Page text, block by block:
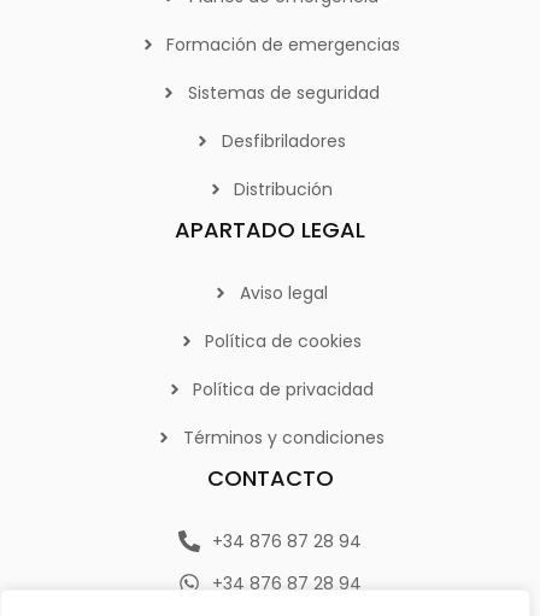
Formación de emergencias
Sistemas de seguridad
Desfibriladores
Distribución
APARTADO LEGAL
Aviso legal
Política de cookies
Política de privacidad
Términos y condiciones
CONTACTO
+34 876 87 28 94
+34 876 87 28 94